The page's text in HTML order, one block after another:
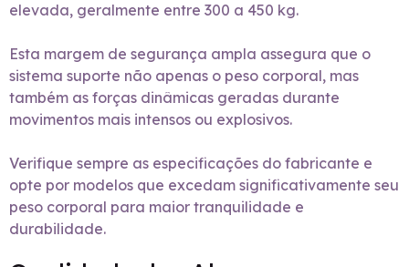
elevada, geralmente entre 300 a 450 kg.
Esta margem de segurança ampla assegura que o
sistema suporte não apenas o peso corporal, mas
também as forças dinâmicas geradas durante
movimentos mais intensos ou explosivos.
Verifique sempre as especificações do fabricante e
opte por modelos que excedam significativamente seu
peso corporal para maior tranquilidade e
durabilidade.